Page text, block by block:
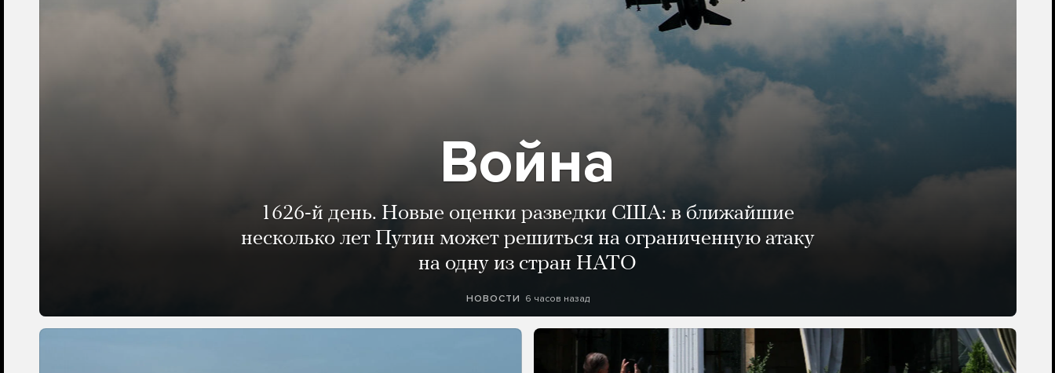
Война
1626-й день. Новые оценки разведки США: в ближайшие
несколько лет Путин может решиться на ограниченную атаку
на одну из стран НАТО
НОВОСТИ 6 часов назад